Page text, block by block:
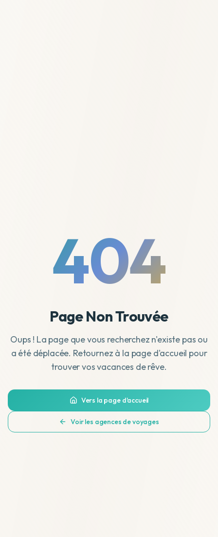
404
Page Non Trouvée
Oups ! La page que vous recherchez n'existe pas ou
a été déplacée. Retournez à la page d'accueil pour
trouver vos vacances de rêve.
Vers la page d'accueil
Voir les agences de voyages